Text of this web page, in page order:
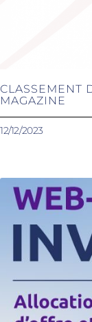
CLASSEMENT
MAGAZINE
12/12/2023